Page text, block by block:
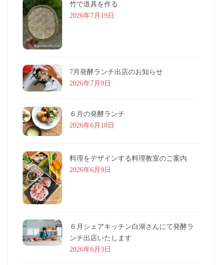
竹で道具を作る
2026年7月19日
7月発酵ランチ出店のお知らせ
2026年7月9日
６月の発酵ランチ
2026年6月18日
料理をデザインする料理教室のご案内
2026年6月9日
６月シェアキッチン白湖さんにて発酵ラ
ンチ出店いたします
2026年6月3日